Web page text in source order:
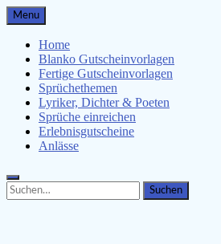
Gutscheinspruch.de
Gutscheinsprüche &
Menu
Home
Blanko Gutscheinvorlagen
Fertige Gutscheinvorlagen
Sprüchethemen
Lyriker, Dichter & Poeten
Sprüche einreichen
Erlebnisgutscheine
Anlässe
Search
for:
Search